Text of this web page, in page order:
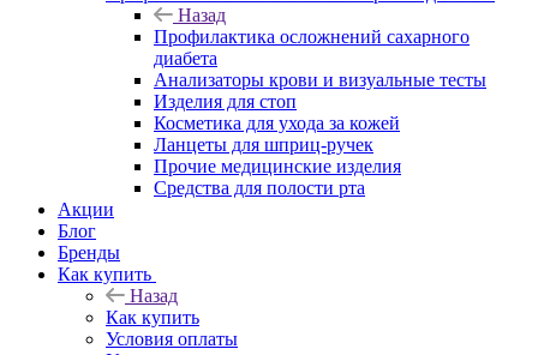
Назад
Профилактика осложнений сахарного
диабета
Анализаторы крови и визуальные тесты
Изделия для стоп
Косметика для ухода за кожей
Ланцеты для шприц-ручек
Прочие медицинские изделия
Средства для полости рта
Акции
Блог
Бренды
Как купить
Назад
Как купить
Условия оплаты